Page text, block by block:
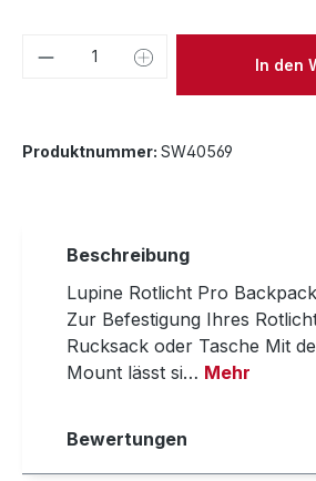
Produkt Anzahl: GibIn den
Produktnummer: SW40569
Beschreibung
Lupine Rotlicht Pro
Zur Befestigung Ihres
Rucksack oder Tasche Mit
Mount lässt si… Mehr
Bewertungen